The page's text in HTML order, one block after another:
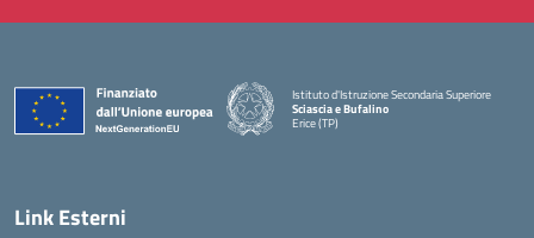
Istituto d'Istruzione Secondaria Superiore
Sciascia e Bufalino
Erice (TP)
Link Esterni